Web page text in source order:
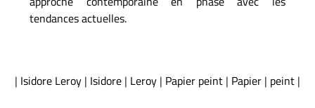
tendances actuelles.
| Isidore Leroy | Isidore | Leroy | Papier peint | Papier | peint |